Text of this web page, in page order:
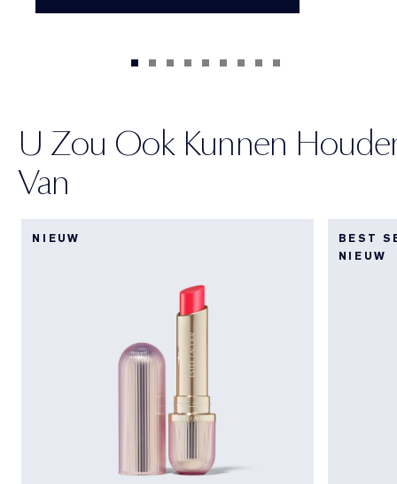
U Zou Ook Kunnen
Van
NIEUW
BEST
NIEUW